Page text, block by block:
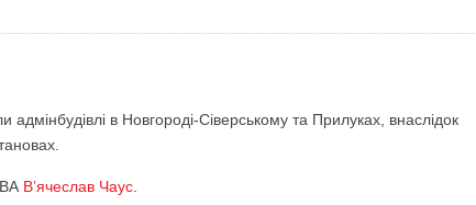
адмінбудівлі в Новгороді-Сіверському та Прилуках, внаслідок
В’ячеслав Чаус